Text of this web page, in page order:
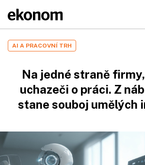
AI A PRACOVNÍ TRH
Na jedné straně
uchazeči o práci. Z
stane souboj umělých